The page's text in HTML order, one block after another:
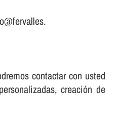
contactar con usted
creación de